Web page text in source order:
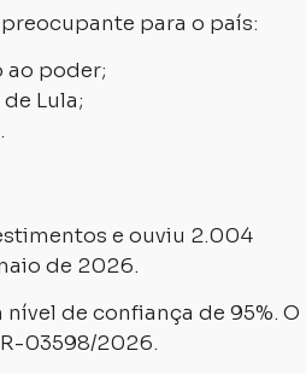
para o país:
ao poder;
Lula;
e ouviu 2.004
de 2026.
de confiança de 95%. O
03598/2026.